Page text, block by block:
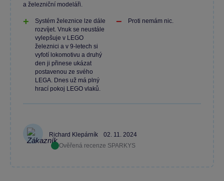
Richard Klepárník
02. 11. 2024
Ověřená recenze SPARKYS
a železniční modeláři.
Systém železnice lze dále
rozvíjet. Vnuk se neustále
vylepšuje v LEGO
železnici a v 9-letech si
vyfotí lokomotivu a druhý
den ji přinese ukázat
postavenou ze svého
LEGA. Dnes už má plný
hrací pokoj LEGO vlaků.
Proti nemám nic.